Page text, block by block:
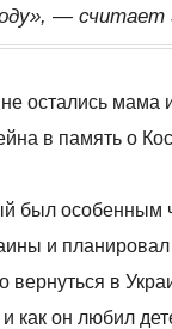
— считает
остались мама
в память о
был особенным
и
вернуться в
как он любил